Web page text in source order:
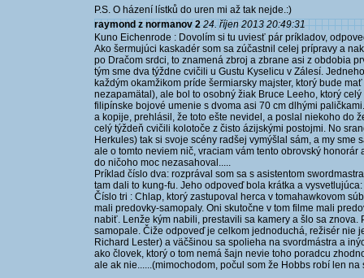
P.S. O házení lístků do uren mi až tak nejde.:)
raymond z normanov 2 24. říjen 2013 20:49:31
Kuno Eichenrode : Dovolím si tu uviesť pár príkladov,
Ako šermujúci kaskadér som sa zúčastnil celej prípravy a
po Dračom srdci, to znamená zbroj a zbrane asi z obdobia
tým sme dva týždne cvičili u Gustu Kyselicu v Zálesí.
každým okamžikom príde šermiarsky majster, ktorý bude
nezapamätal), ale bol to osobný žiak Bruce Leeho, ktorý
filipínske bojové umenie s dvoma asi 70 cm dlhými
a kopije, prehlásil, že toto ešte nevidel, a poslal niekoho do
celý týždeň cvičili kolotoče z čisto ázijskými postojmi. No
Herkules) tak si svoje scény radšej vymýšlal sám, a my
ale o tomto neviem nič, vraciam vám tento obrovský
do ničoho moc nezasahoval.....
Príklad číslo dva: rozprával som sa s asistentom
tam dali to kung-fu. Jeho odpoveď bola krátka a
Číslo tri : Chlap, ktorý zastupoval herca v tomahawkovom
mali predovky-samopaly. Oni skutočne v tom filme mali
nabiť. Lenže kým nabili, prestavili sa kamery a šlo sa znova.
samopale. Čiže odpoveď je celkom jednoduchá, režisér nie
Richard Lester) a väčšinou sa spolieha na svordmástra a
ako človek, ktorý o tom nemá šajn nevie toho poradcu
ale ak nie......(mimochodom, počul som že Hobbs robí len